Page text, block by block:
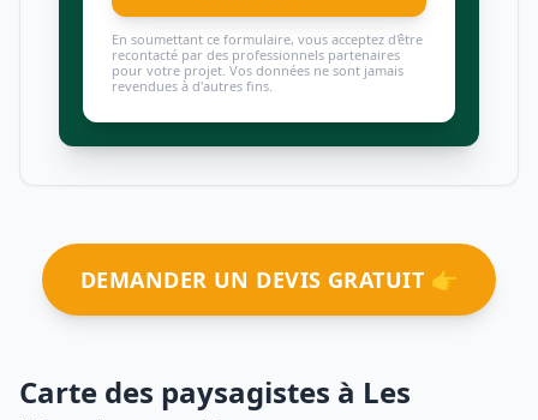
En soumettant ce formulaire, vous acceptez d'être
recontacté par des professionnels partenaires
pour votre projet. Vos données ne sont jamais
revendues à d'autres fins.
DEMANDER UN DEVIS GRATUIT 👉
Carte des paysagistes à Les